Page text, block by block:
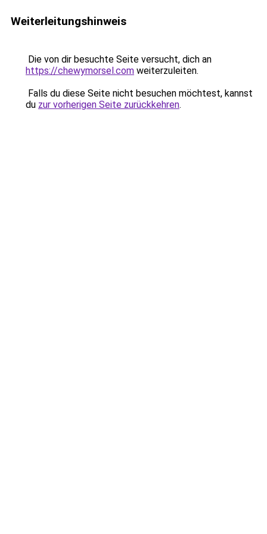
Weiterleitungshinweis
Die von dir besuchte Seite versucht, dich an
https://chewymorsel.com weiterzuleiten.
Falls du diese Seite nicht besuchen möchtest, kannst
du zur vorherigen Seite zurückkehren.